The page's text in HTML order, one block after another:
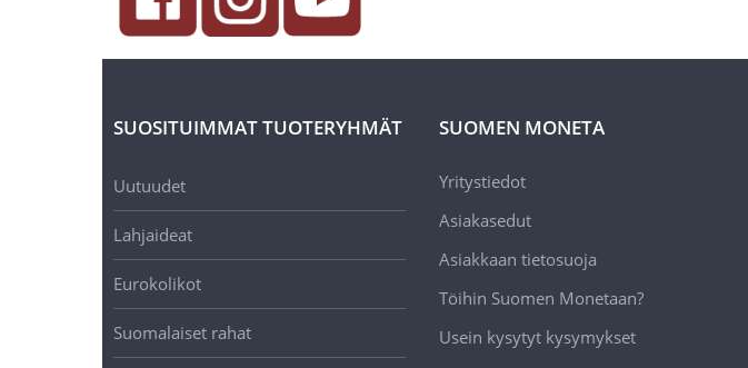
SUOSITUIMMAT TUOTERYHMÄT
Uutuudet
Lahjaideat
Eurokolikot
Suomalaiset rahat
SUOMEN MONETA
Yritystiedot
Asiakasedut
Asiakkaan tietosuoja
Töihin Suomen Monetaan?
Usein kysytyt kysymykset